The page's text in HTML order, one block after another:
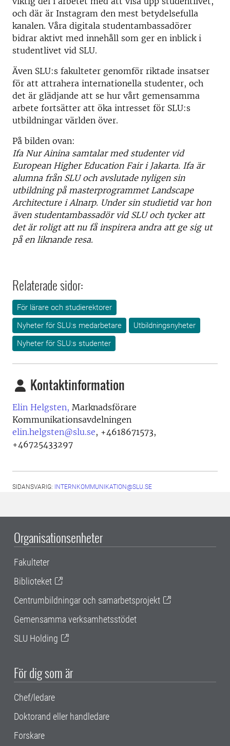
och där är Instagram den mest betydelsefulla
kanalen. Våra digitala studentambassadörer
bidrar aktivt med innehåll som ger en inblick i
studentlivet vid SLU.
Även SLU:s fakulteter genomför riktade insatser
för att attrahera internationella studenter, och
det är glädjande att se hur vårt gemensamma
arbete fortsätter att öka intresset för SLU:s
utbildningar världen över.
På bilden ovan:
Ifa Nur Ainina samtalar med studenter vid
European Higher Education Fair i Jakarta. Ifa är
alumna från SLU och avslutade nyligen sin
utbildning på masterprogrammet Landscape
Architecture i Alnarp. Under sin studietid var hon
även studentambassadör vid SLU och tycker att
det är roligt att nu få inspirera andra att ge sig ut
på en liknande resa.
Relaterade sidor:
För lärare och studierektorer
Nyheter för SLU:s medarbetare
Utbildningsnyheter
Nyheter för SLU:s studenter
Kontaktinformation
Elin Helgsten, Marknadsförare
Kommunikationsavdelningen
elin.helgsten@slu.se, +4618671573,
+46725433297
SIDANSVARIG: INTERNKOMMUNIKATION@SLU.SE
Organisationsenheter
Fakulteter
Biblioteket
Centrumbildningar och samarbetsprojekt
Gemensamma verksamhetsstödet
SLU Holding
För dig som är
Chef/ledare
Doktorand eller handledare
Forskare